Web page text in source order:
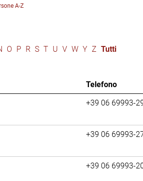
A-Z
O P R S T U V W Y Z Tutti
Telefono
+39 06 69993-
+39 06 69993-
+39 06 69993-